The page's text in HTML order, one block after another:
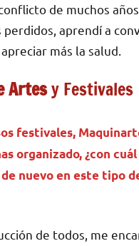
de muchos
aprendí a
más la salud.
Artesy Festivales
festivales,
organizado, ¿con
nuevo en este tipo
de todos, me